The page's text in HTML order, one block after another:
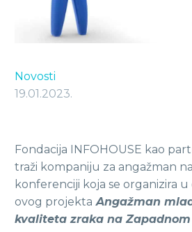
Novosti
19.01.2023.
Fondacija INFOHOUSE kao
traži kompaniju za angažman
konferenciji koja se organizira
ovog projekta Angažman
kvaliteta zraka na